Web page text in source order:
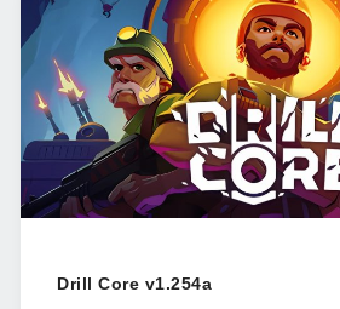
Drill Core v1.254a